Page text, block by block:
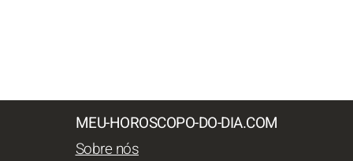
MEU-HOROSCOPO-DO-DIA.COM
Sobre nós